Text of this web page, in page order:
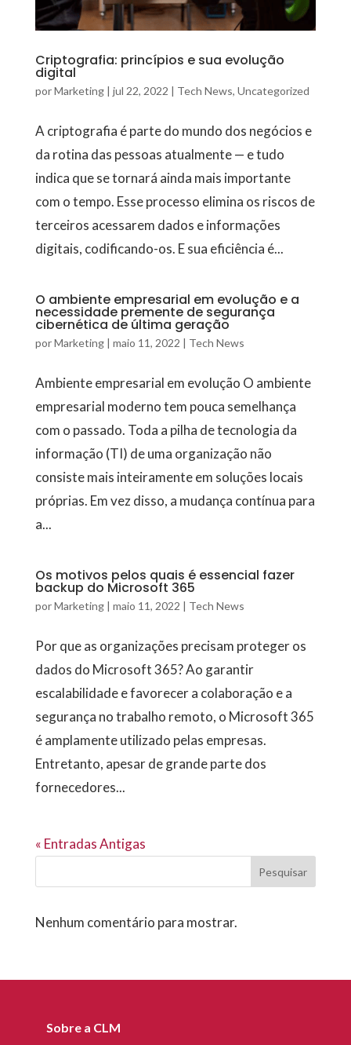
Criptografia: princípios e sua evolução
digital
porMarketing| jul 22, 2022 | Tech News, Uncategorized
A criptografia é parte do mundo dos negócios e
da rotina das pessoas atualmente — e tudo
indica que se tornará ainda mais importante
com o tempo. Esse processo elimina os riscos de
terceiros acessarem dados e informações
digitais, codificando-os. E sua eficiência é...
O ambiente empresarial em evolução e a
necessidade premente de segurança
cibernética de última geração
porMarketing| maio 11, 2022 | Tech News
Ambiente empresarial em evolução O ambiente
empresarial moderno tem pouca semelhança
com o passado. Toda a pilha de tecnologia da
informação (TI) de uma organização não
consiste mais inteiramente em soluções locais
próprias. Em vez disso, a mudança contínua para
a...
Os motivos pelos quais é essencial fazer
backup do Microsoft 365
porMarketing| maio 11, 2022 | Tech News
Por que as organizações precisam proteger os
dados do Microsoft 365? Ao garantir
escalabilidade e favorecer a colaboração e a
segurança no trabalho remoto, o Microsoft 365
é amplamente utilizado pelas empresas.
Entretanto, apesar de grande parte dos
fornecedores...
« Entradas Antigas
Pesquisar
Nenhum comentário para mostrar.
Sobre a CLM